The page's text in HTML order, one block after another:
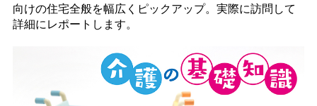
向けの住宅全般を幅広くピックアップ。実際に訪問して
詳細にレポートします。